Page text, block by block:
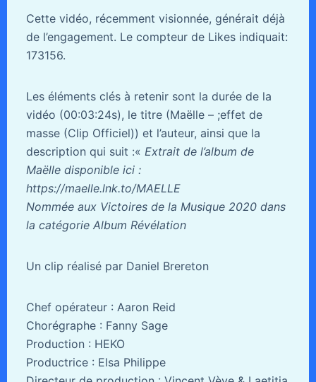
Cette vidéo, récemment visionnée, générait déjà
de l’engagement. Le compteur de Likes indiquait:
173156.
Les éléments clés à retenir sont la durée de la
vidéo (00:03:24s), le titre (Maëlle – ;effet de
masse (Clip Officiel)) et l’auteur, ainsi que la
description qui suit :« Extrait de l’album de
Maëlle disponible ici :
https://maelle.lnk.to/MAELLE
Nommée aux Victoires de la Musique 2020 dans
la catégorie Album Révélation
Un clip réalisé par Daniel Brereton
Chef opérateur : Aaron Reid
Chorégraphe : Fanny Sage
Production : HEKO
Productrice : Elsa Philippe